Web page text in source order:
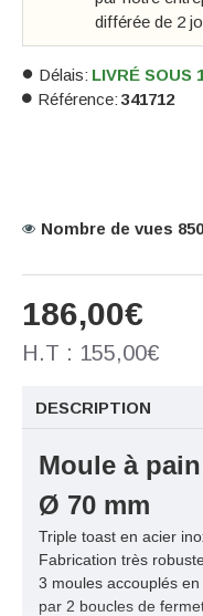
différée de 2
186,00€
H.T : 155,00€
Délais: LIVRÉ SOUS
Référence: 341712
Nombre de vues
DESCRIPTION
Moule à
Ø 70 mm
Triple toast en acier
Fabrication très
3 moules accouplés
par 2 boucles de